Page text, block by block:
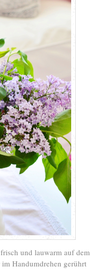
und lauwarm auf dem
Handumdrehen gerührt